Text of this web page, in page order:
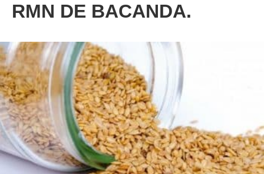
RMN DE BACANDA.